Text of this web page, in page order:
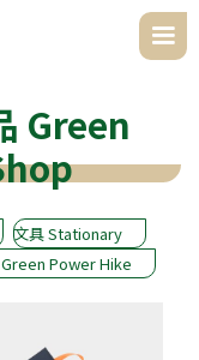
Green
文具 Stationary
Power Hike